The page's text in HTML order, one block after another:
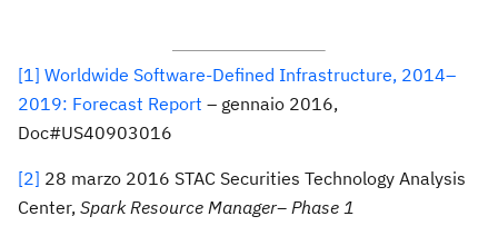
[1] Worldwide Software-Defined Infrastructure, 2014–
2019: Forecast Report – gennaio 2016,
Doc#US40903016
[2] 28 marzo 2016 STAC Securities Technology Analysis
Center, Spark Resource Manager– Phase 1